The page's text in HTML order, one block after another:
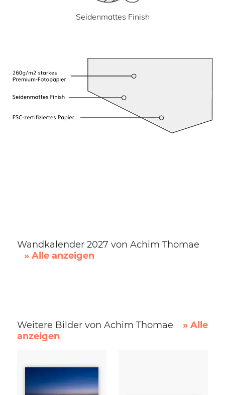
Seidenmattes Finish
Wandkalender 2027 von Achim Thomae
» Alle anzeigen
Weitere Bilder von Achim Thomae
» Alle
anzeigen